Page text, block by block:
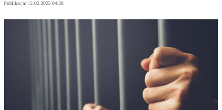
Publikacja: 12.02.2025 04:30